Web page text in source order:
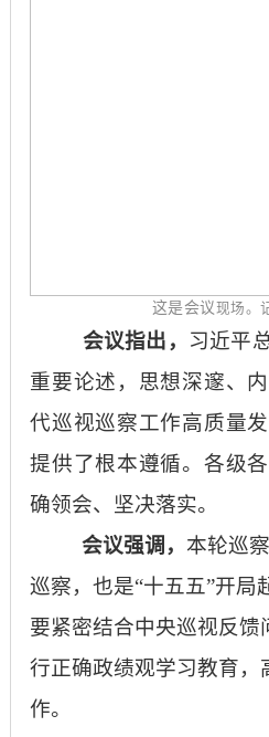
这是会议现场。
会议指出， 习近平
重要论述，思想深邃、
代巡视巡察工作高质量
提供了根本遵循。各级
确领会、坚决落实。
会议强调， 本轮巡
巡察，也是“十五五”开局
要紧密结合中央巡视反馈
行正确政绩观学习教育，
作。